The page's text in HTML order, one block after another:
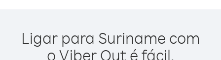
Ligar para Suriname com
o Viber Out é fácil.